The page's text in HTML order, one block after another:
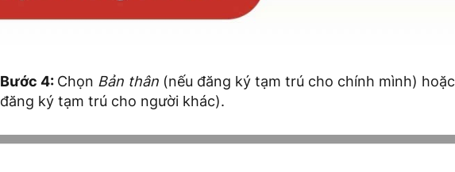
Bước 4: Chọn Bản thân (nếu đăng ký tạm trú cho chính mình) hoặc
đăng ký tạm trú cho người khác).